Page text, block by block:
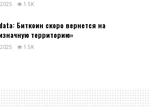
1.5K
Биткоин скоро вернется на
территорию»
1.5K